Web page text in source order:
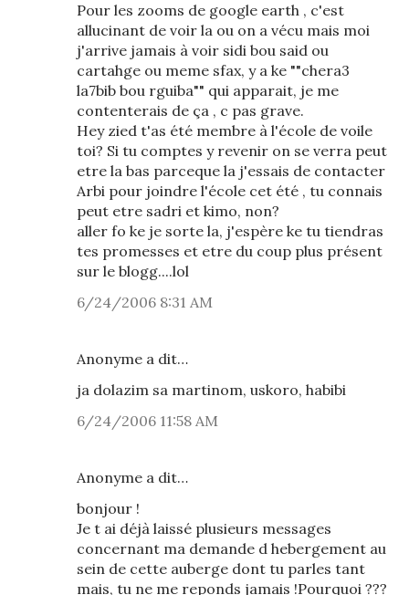
Pour les zooms de google earth , c'est
allucinant de voir la ou on a vécu mais moi
j'arrive jamais à voir sidi bou said ou
cartahge ou meme sfax, y a ke ""chera3
la7bib bou rguiba"" qui apparait, je me
contenterais de ça , c pas grave.
Hey zied t'as été membre à l'école de voile
toi? Si tu comptes y revenir on se verra peut
etre la bas parceque la j'essais de contacter
Arbi pour joindre l'école cet été , tu connais
peut etre sadri et kimo, non?
aller fo ke je sorte la, j'espère ke tu tiendras
tes promesses et etre du coup plus présent
sur le blogg....lol
6/24/2006 8:31 AM
Anonyme a dit…
ja dolazim sa martinom, uskoro, habibi
6/24/2006 11:58 AM
Anonyme a dit…
bonjour !
Je t ai déjà laissé plusieurs messages
concernant ma demande d hebergement au
sein de cette auberge dont tu parles tant
mais, tu ne me reponds jamais !Pourquoi ???